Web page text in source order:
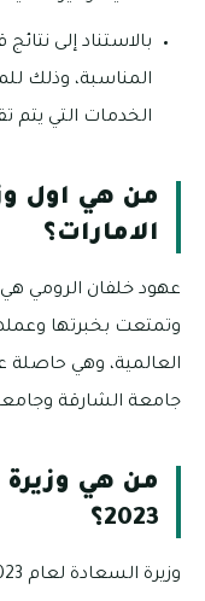
بالاستناد إلى
المناسبة، وذلك
الخدمات التي يتم
من هي اول
الامارات؟
عهود خلفان الرومي
وتمتعت بخبرتها
العالمية، وهي حاصلة
جامعة الشارقة وجامعة
من هي وزيرة
2023؟